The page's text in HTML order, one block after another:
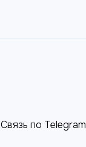
Связь по Telegram